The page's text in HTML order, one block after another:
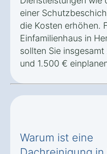
einer
die Kosten erhöhen.
Einfamilienhaus in
sollten Sie
und 1.500 €
Warum ist eine